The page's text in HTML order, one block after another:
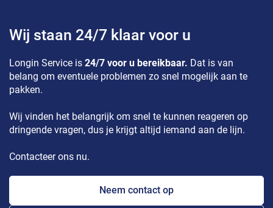
Wij staan 24/7 klaar voor u
Longin Service is 24/7 voor u bereikbaar. Dat is van
belang om eventuele problemen zo snel mogelijk aan te
pakken.
Wij vinden het belangrijk om snel te kunnen reageren op
dringende vragen, dus je krijgt altijd iemand aan de lijn.
Contacteer ons nu.
Neem contact op